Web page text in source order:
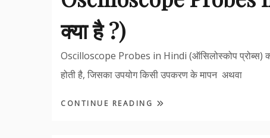
क्या है ?)
Oscilloscope Probes in Hindi (ऑसिलोस्कोप
होती है, जिसका उपयोग किसी उपकरण के मापन अथवा
CONTINUE READING